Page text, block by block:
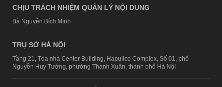
CHỊU TRÁCH NHIỆM QUẢN LÝ NỘI DUNG
Bà Nguyễn Bích Minh
TRỤ SỞ HÀ NỘI
Tầng 21, Tòa nhà Center Building, Hapulico Complex, Số 01, phố
Nguyễn Huy Tưởng, phường Thanh Xuân, thành phố Hà Nội